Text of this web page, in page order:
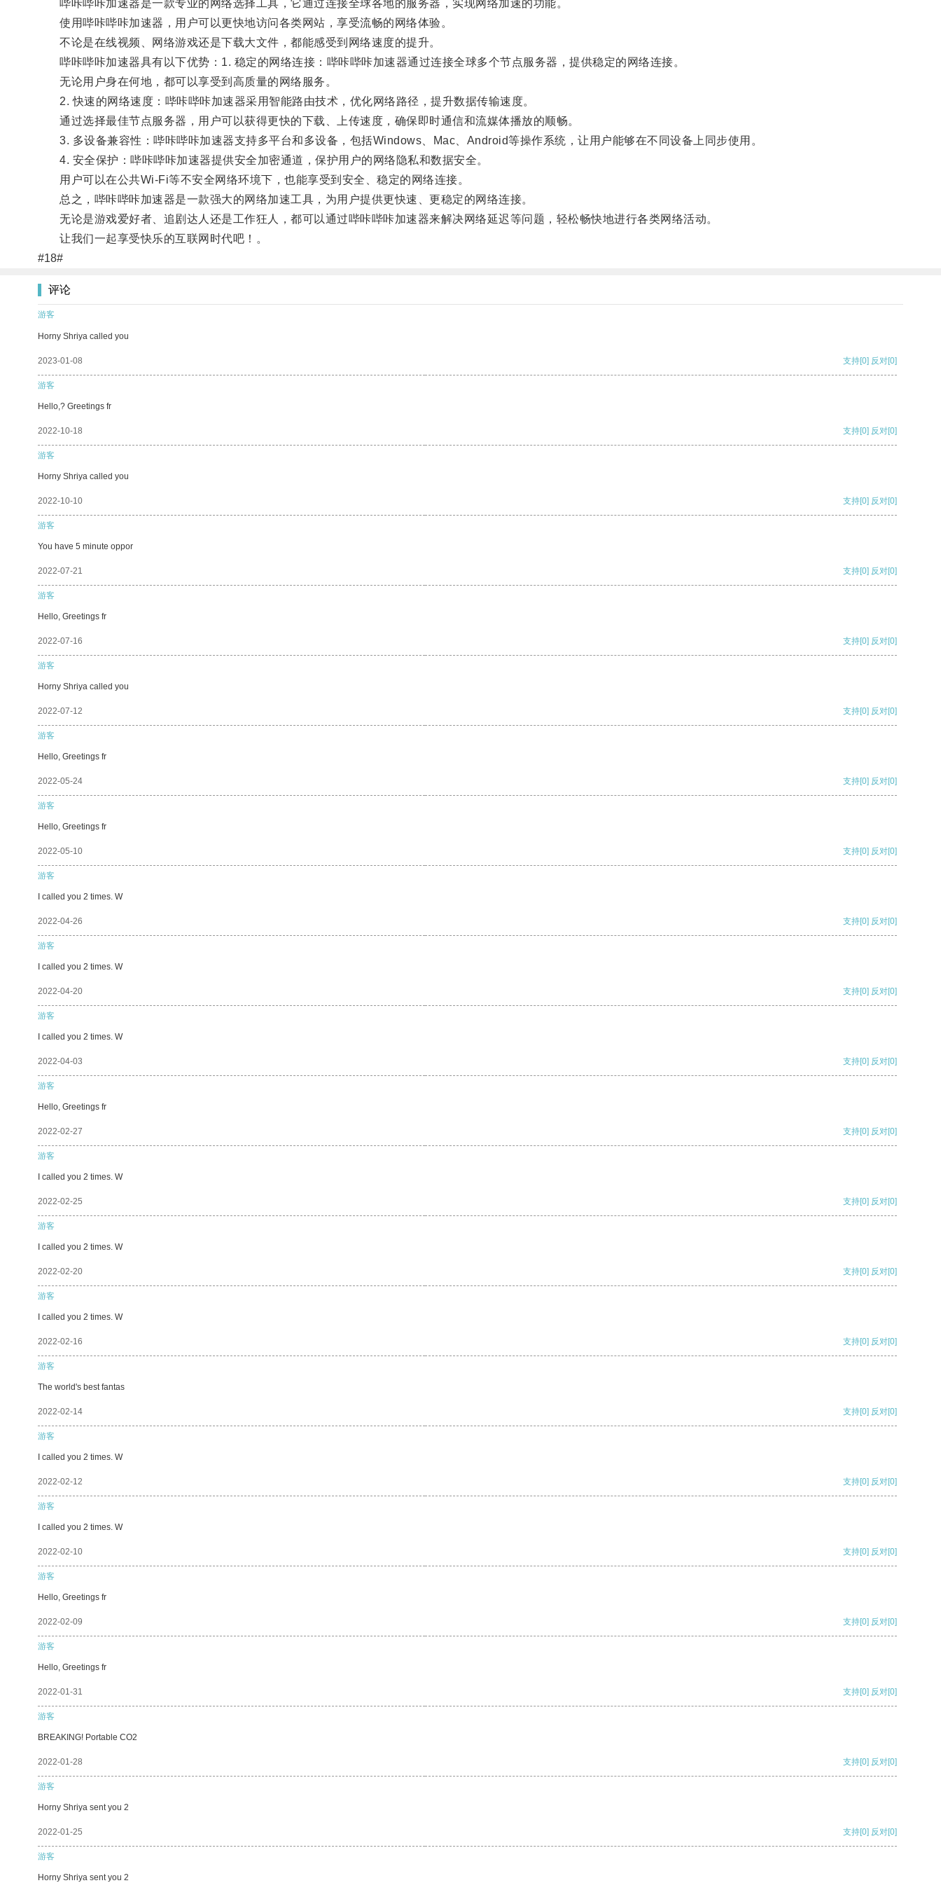
哔咔哔咔加速器是一款专业的网络选择工具，它通过连接全球各地的服务器，实现网络加速的功能。
使用哔咔哔咔加速器，用户可以更快地访问各类网站，享受流畅的网络体验。
不论是在线视频、网络游戏还是下载大文件，都能感受到网络速度的提升。
哔咔哔咔加速器具有以下优势：1. 稳定的网络连接：哔咔哔咔加速器通过连接全球多个节点服务器，提供稳定的网络连接。
无论用户身在何地，都可以享受到高质量的网络服务。
2. 快速的网络速度：哔咔哔咔加速器采用智能路由技术，优化网络路径，提升数据传输速度。
通过选择最佳节点服务器，用户可以获得更快的下载、上传速度，确保即时通信和流媒体播放的顺畅。
3. 多设备兼容性：哔咔哔咔加速器支持多平台和多设备，包括Windows、Mac、Android等操作系统，让用户能够在不同设备上同步使用。
4. 安全保护：哔咔哔咔加速器提供安全加密通道，保护用户的网络隐私和数据安全。
用户可以在公共Wi-Fi等不安全网络环境下，也能享受到安全、稳定的网络连接。
总之，哔咔哔咔加速器是一款强大的网络加速工具，为用户提供更快速、更稳定的网络连接。
无论是游戏爱好者、追剧达人还是工作狂人，都可以通过哔咔哔咔加速器来解决网络延迟等问题，轻松畅快地进行各类网络活动。
让我们一起享受快乐的互联网时代吧！。
#18#
评论
游客
Horny Shriya called you
2023-01-08 支持[0] 反对[0]
游客
Hello,? Greetings fr
2022-10-18 支持[0] 反对[0]
游客
Horny Shriya called you
2022-10-10 支持[0] 反对[0]
游客
You have 5 minute oppor
2022-07-21 支持[0] 反对[0]
游客
Hello, Greetings fr
2022-07-16 支持[0] 反对[0]
游客
Horny Shriya called you
2022-07-12 支持[0] 反对[0]
游客
Hello, Greetings fr
2022-05-24 支持[0] 反对[0]
游客
Hello, Greetings fr
2022-05-10 支持[0] 反对[0]
游客
I called you 2 times. W
2022-04-26 支持[0] 反对[0]
游客
I called you 2 times. W
2022-04-20 支持[0] 反对[0]
游客
I called you 2 times. W
2022-04-03 支持[0] 反对[0]
游客
Hello, Greetings fr
2022-02-27 支持[0] 反对[0]
游客
I called you 2 times. W
2022-02-25 支持[0] 反对[0]
游客
I called you 2 times. W
2022-02-20 支持[0] 反对[0]
游客
I called you 2 times. W
2022-02-16 支持[0] 反对[0]
游客
The world's best fantas
2022-02-14 支持[0] 反对[0]
游客
I called you 2 times. W
2022-02-12 支持[0] 反对[0]
游客
I called you 2 times. W
2022-02-10 支持[0] 反对[0]
游客
Hello, Greetings fr
2022-02-09 支持[0] 反对[0]
游客
Hello, Greetings fr
2022-01-31 支持[0] 反对[0]
游客
BREAKING! Portable CO2
2022-01-28 支持[0] 反对[0]
游客
Horny Shriya sent you 2
2022-01-25 支持[0] 反对[0]
游客
Horny Shriya sent you 2